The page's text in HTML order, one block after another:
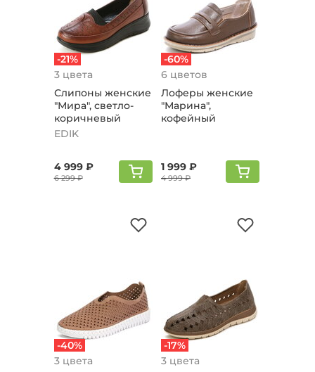
-21%
3 цвета
Слипоны женские
"Мира", светло-
коричневый
EDIK
4 999 ₽
6 299 ₽
-60%
6 цветов
Лоферы женские
"Марина",
кофейный
1 999 ₽
4 999 ₽
-40%
3 цвета
-17%
3 цвета